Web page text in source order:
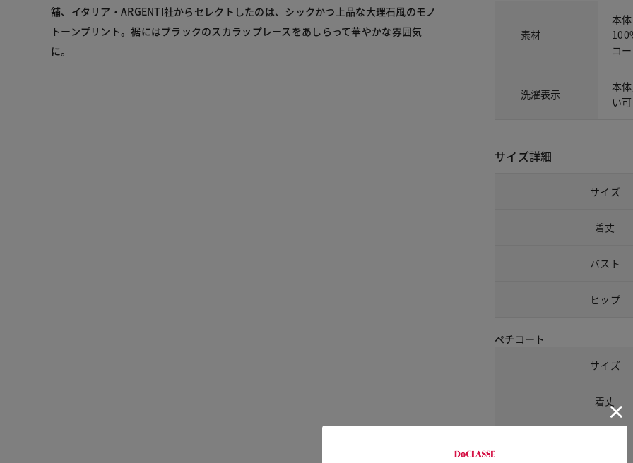
舗、イタリア・ARGENTI社からセレクトしたのは、シックかつ上品な大理石風のモノ
トーンプリント。裾にはブラックのスカラップレースをあしらって華やかな雰囲気
に。
素材
本
コ
洗濯表示
本
い可
サイズ詳細
サイズ
着丈
バスト
ヒップ
ペチコート
サイズ
着丈